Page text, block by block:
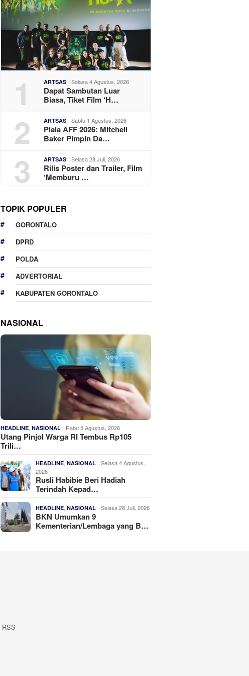
1 ARTSAS Selasa 4 Agustus, 2026
Dapat Sambutan Luar
Biasa, Tiket Film ‘H…
2 ARTSAS Sabtu 1 Agustus, 2026
Piala AFF 2026: Mitchell
Baker Pimpin Da…
3 ARTSAS Selasa 28 Juli, 2026
Rilis Poster dan Trailer, Film
‘Memburu …
TOPIK POPULER
GORONTALO
DPRD
POLDA
ADVERTORIAL
KABUPATEN GORONTALO
NASIONAL
HEADLINE ,NASIONAL Rabu 5 Agustus, 2026
Utang Pinjol Warga RI Tembus Rp105
Trili…
HEADLINE ,NASIONAL
Selasa 4 Agustus,
2026
Rusli Habibie Beri Hadiah
Terindah Kepad…
HEADLINE ,NASIONAL Selasa 28 Juli, 2026
BKN Umumkan 9
Kementerian/Lembaga yang B…
RSS